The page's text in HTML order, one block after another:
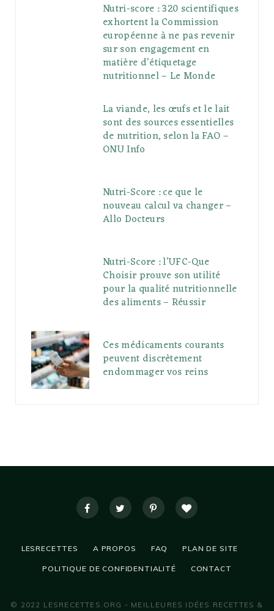
Nutri-score : 320 scientifiques
exhortent la Commission
européenne à ne pas revenir
sur son engagement en
matière d’étiquetage
nutritionnel – Le Monde
La viande, les œufs et le lait
sont des sources essentielles
de nutrition, selon la FAO –
ONU Info
Nutri-Score : ce que le
nouveau calcul va changer –
Allo Docteurs
Nutri-Score : l’UFC-Que
Choisir prouve son utilité
pour la qualité nutritionnelle
des aliments – Réussir
Ces médicaments courants
peuvent discrètement
endommager vos reins
LESRECETTES A PROPOS FAQ PLAN DE SITE
POLITIQUE DE CONFIDENTIALITÉ CONTACT
© 2022 LESRECETTES.ORG - MEILLEURES IDÉES RECETTES &